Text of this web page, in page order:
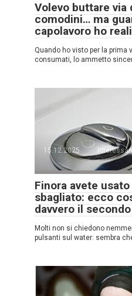
Volevo buttare via
comodini… ma
capolavoro ho
Quando ho visto per la
consumati, lo ammetto
15.12.2025
Finora avete
sbagliato: ecco
davvero il
Molti non si chiedono
pulsanti sul water: sembra